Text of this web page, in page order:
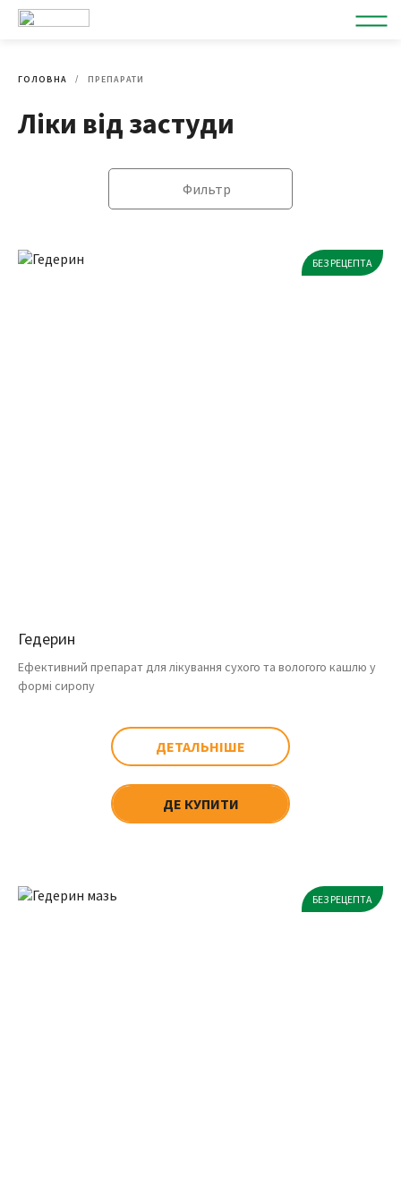
ГОЛОВНА ПРЕПАРАТИ
Ліки від застуди
Фильтр
БЕЗ РЕЦЕПТА
Гедерин
Ефективний препарат для лікування сухого та вологого кашлю у
формі сиропу
ДЕТАЛЬНІШЕ
ДЕ КУПИТИ
БЕЗ РЕЦЕПТА